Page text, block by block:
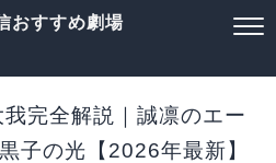
おすすめ劇場
完全解説｜誠凛のエー
子の光【2026年最新】